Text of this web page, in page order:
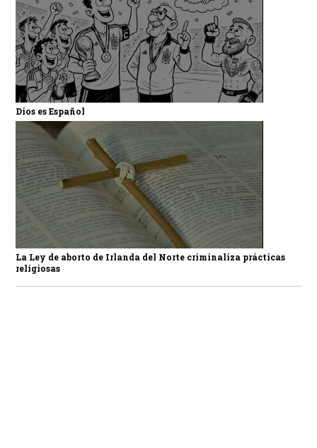
Dios es Español
La Ley de aborto de Irlanda del Norte criminaliza prácticas
religiosas